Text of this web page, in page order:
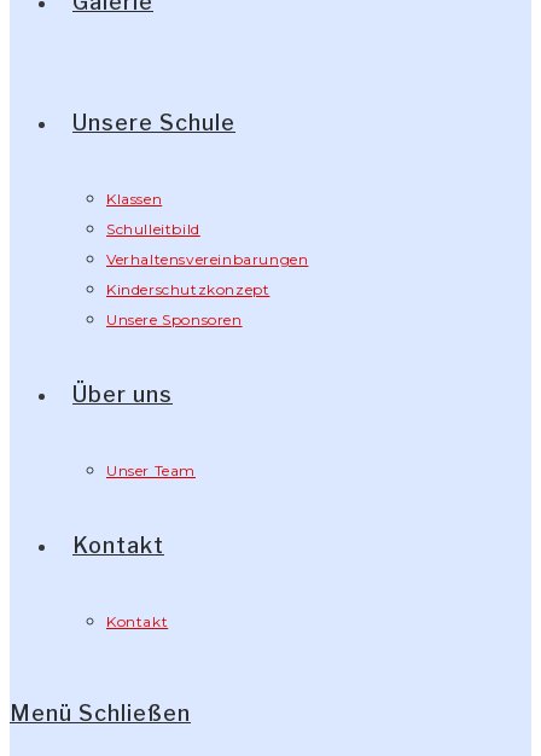
Unsere Schule
Klassen
Schulleitbild
Verhaltensvereinbarungen
Kinderschutzkonzept
Unsere Sponsoren
Über uns
Unser Team
Kontakt
Kontakt
Menü Schließen